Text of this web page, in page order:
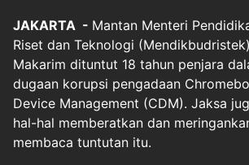
JAKARTA - Mantan Menteri
Riset dan Teknologi
Makarim dituntut 18 tahun penjara
dugaan korupsi pengadaan
Device Management (CDM). Jaksa
hal-hal memberatkan dan
membaca tuntutan itu.